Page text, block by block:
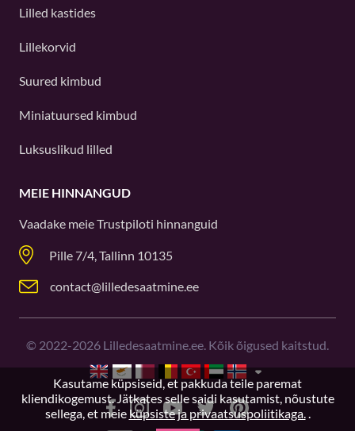
Lilled kastides
Lillekorvid
Suured kimbud
Miniatuursed kimbud
Luksuslikud lilled
MEIE HINNANGUD
Vaadake meieTrustpiloti hinnanguid
Pille 7/4, Tallinn 10135
contact@lilledesaatmine.ee
© 2022-2026 Lilledesaatmine.ee. Kõik õigused kaitstud.
Kasutame küpsiseid, et pakkuda teile paremat
kliendikogemust. Jätkates selle saidi kasutamist, nõustute
sellega, et meie küpsiste ja privaatsuspoliitikaga..